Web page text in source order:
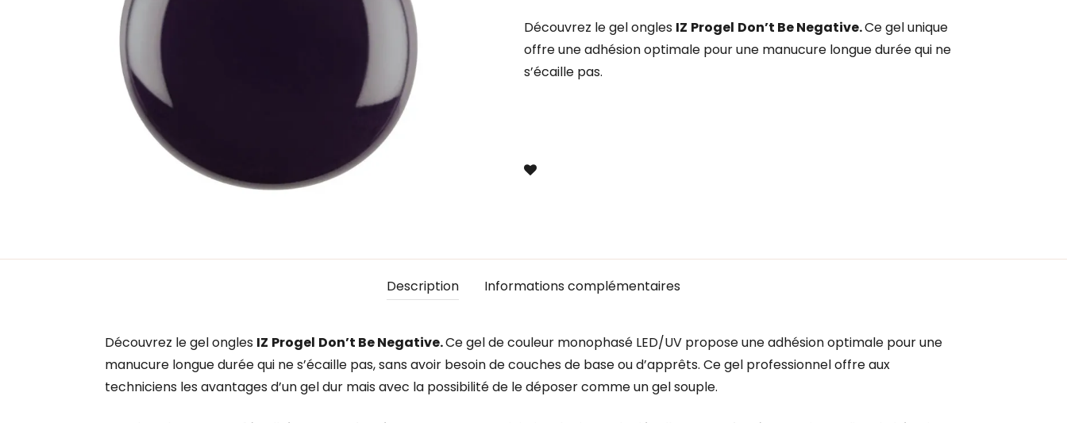
Découvrez le gel ongles IZ Progel Don’t Be Negative.Ce gel unique
offre une adhésion optimale pour une manucure longue durée qui ne
s’écaille pas.
Description Informations complémentaires
Découvrez le gel ongles IZ Progel Don’t Be Negative.Ce gel de couleur monophasé LED/UV propose une adhésion optimale pour une
manucure longue durée qui ne s’écaille pas, sans avoir besoin de couches de base ou d’apprêts. Ce gel professionnel offre aux
techniciens les avantages d’un gel dur mais avec la possibilité de le déposer comme un gel souple.